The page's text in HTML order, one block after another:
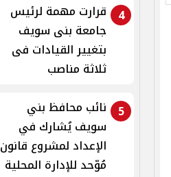
4
قرارت مهمة لرئيس
جامعة بنى سويف
بتغيير القيادات فى
ثلاثة مناصب
5
نائب محافظ بني
سويف يُشارك في
الإعداد لمشروع قانون
مُوّحد للإدارة المحلية